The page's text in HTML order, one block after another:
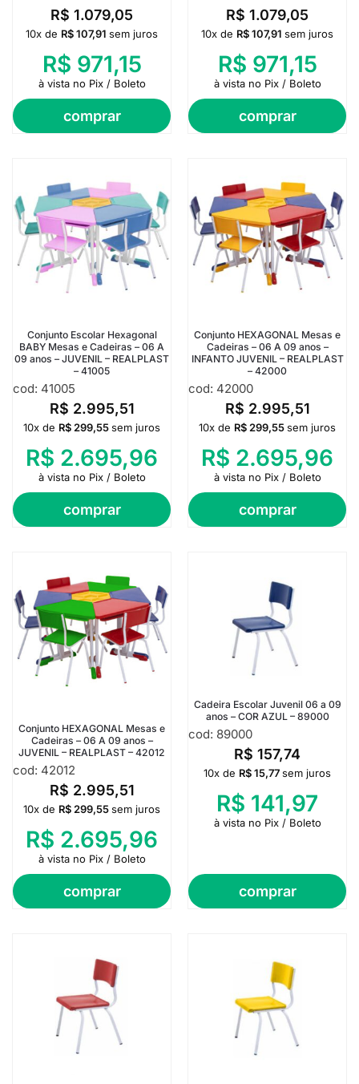
R$ 1.079,05
comprar
10x de R$107,91 sem juros
R$ 971,15
à vista no Pix / Boleto
R$ 1.079,05
comprar
10x de R$107,91 sem juros
R$ 971,15
à vista no Pix / Boleto
Conjunto Escolar Hexagonal
BABY Mesas e Cadeiras – 06 A
09 anos – JUVENIL – REALPLAST
– 41005
cod: 41005
R$ 2.995,51
comprar
10x de R$ 299,55sem juros
R$ 2.695,96
à vista no Pix / Boleto
Conjunto HEXAGONAL Mesas e
Cadeiras – 06 A 09 anos –
INFANTO JUVENIL – REALPLAST
– 42000
cod: 42000
R$ 2.995,51
comprar
10x de R$ 299,55sem juros
R$ 2.695,96
à vista no Pix / Boleto
Conjunto HEXAGONAL Mesas e
Cadeiras – 06 A 09 anos –
JUVENIL – REALPLAST – 42012
cod: 42012
R$ 2.995,51
comprar
10x de R$ 299,55sem juros
R$ 2.695,96
à vista no Pix / Boleto
Cadeira Escolar Juvenil 06 a 09
anos – COR AZUL – 89000
cod: 89000
R$ 157,74
comprar
10x de R$15,77sem juros
R$ 141,97
à vista no Pix / Boleto